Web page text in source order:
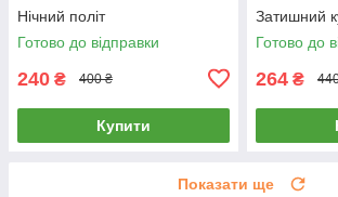
Нічний політ
Готово до відправки
240 ₴ 400 ₴
Купити
Затишний
Готово до
264 ₴
Показати ще